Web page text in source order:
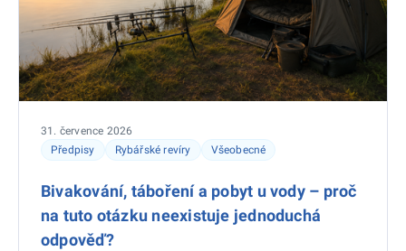
Předpisy Rybářské revíry Všeobecné
31. července 2026
Bivakování, táboření a pobyt u vody – proč
na tuto otázku neexistuje jednoduchá
odpověď?